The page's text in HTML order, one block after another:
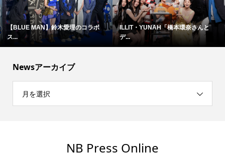
【BLUE MAN】鈴木愛理のコラボ
ス...
ILLIT・YUNAH「橋本環奈さんと
デ...
Newsアーカイブ
月を選択
NB Press Online